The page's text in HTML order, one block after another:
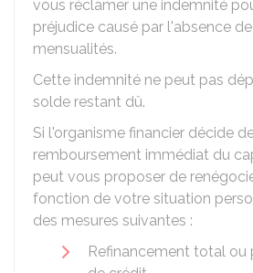
vous réclamer une indemnité
préjudice causé par l'absence
mensualités.
Cette indemnité ne peut pas
solde restant dû.
Si l'organisme financier décide
remboursement immédiat du
peut vous proposer de
fonction de votre situation
des mesures suivantes :
Refinancement total